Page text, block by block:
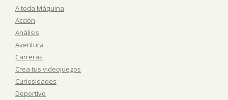
A toda Máquina
Acción
Análisis
Aventura
Carreras
Crea tus videojuegos
Curiosidades
Deportivo